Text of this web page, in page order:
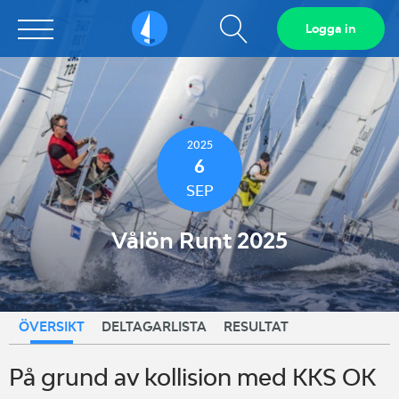
Sailarena Visa
sökfält
Logga in
2025
6
SEP
Vålön Runt 2025
ÖVERSIKT DELTAGARLISTA RESULTAT
På grund av kollision med KKS OK